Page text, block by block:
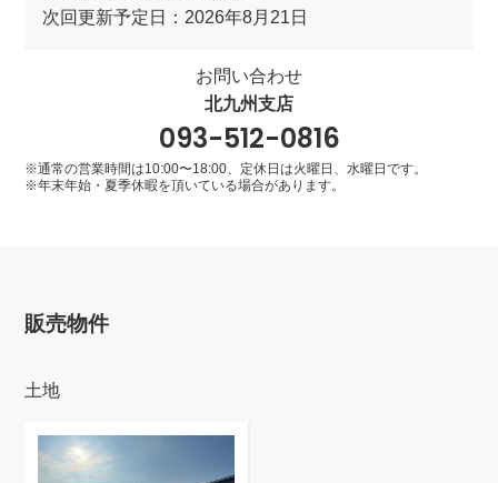
次回更新予定日：2026年8月21日
お問い合わせ
北九州支店
093-512-0816
※通常の営業時間は10:00〜18:00、定休日は火曜日、水曜日です。
※年末年始・夏季休暇を頂いている場合があります。
販売物件
土地